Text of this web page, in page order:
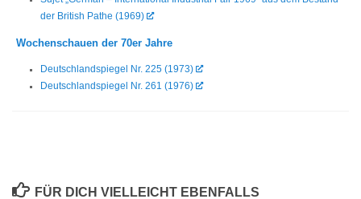
der British Pathe (1969)
Wochenschauen der 70er Jahre
Deutschlandspiegel Nr. 225 (1973)
Deutschlandspiegel Nr. 261 (1976)
FÜR DICH VIELLEICHT EBENFALLS